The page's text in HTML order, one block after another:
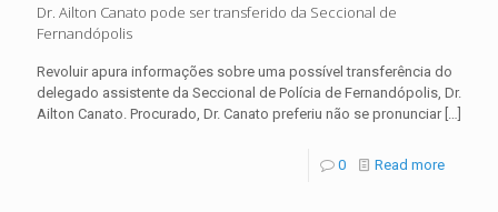
Dr. Ailton Canato pode ser transferido da Seccional de
Fernandópolis
Revoluir apura informações sobre uma possível transferência do
delegado assistente da Seccional de Polícia de Fernandópolis, Dr.
Ailton Canato. Procurado, Dr. Canato preferiu não se pronunciar[…]
0 Read more